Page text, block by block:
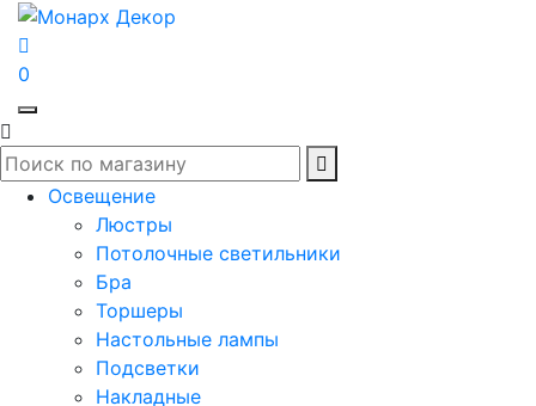
0
Освещение
Люстры
Потолочные светильники
Бра
Торшеры
Настольные лампы
Подсветки
Накладные